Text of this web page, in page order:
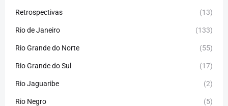
Retrospectivas (13)
Rio de Janeiro (133)
Rio Grande do Norte (55)
Rio Grande do Sul (17)
Rio Jaguaribe (2)
Rio Negro (5)